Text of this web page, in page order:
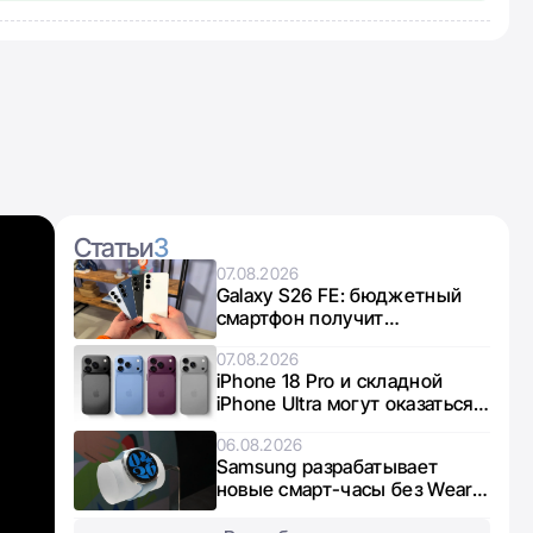
Статьи3
07.08.2026
Galaxy S26 FE: бюджетный
смартфон получит
интересный микс чипов от
Exynos и Snapdragon
07.08.2026
iPhone 18 Pro и складной
iPhone Ultra могут оказаться в
дефиците из-за нехватки
памяти
06.08.2026
Samsung разрабатывает
новые смарт-часы без Wear
OS: что известно о Galaxy